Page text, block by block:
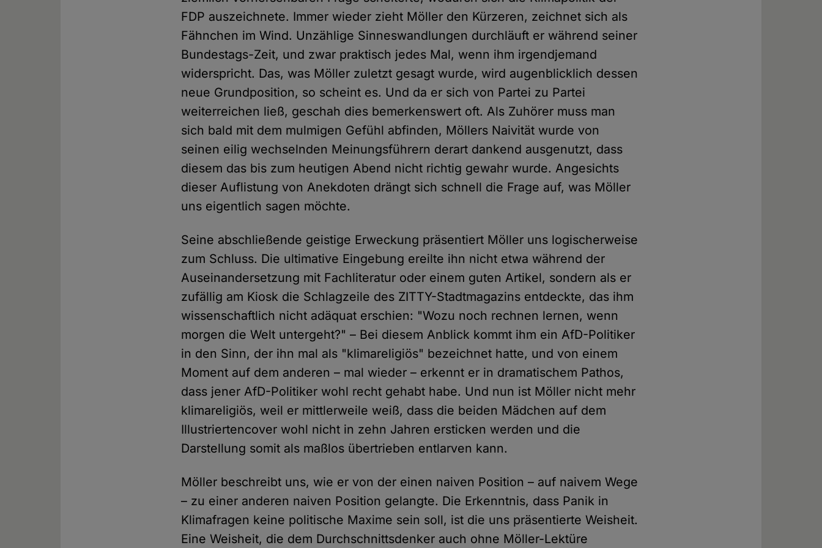
FDP auszeichnete. Immer wieder zieht Möller den Kürzeren, zeichnet sich als
Fähnchen im Wind. Unzählige Sinneswandlungen durchläuft er während seiner
Bundestags-Zeit, und zwar praktisch jedes Mal, wenn ihm irgendjemand
widerspricht. Das, was Möller zuletzt gesagt wurde, wird augenblicklich dessen
neue Grundposition, so scheint es. Und da er sich von Partei zu Partei
weiterreichen ließ, geschah dies bemerkenswert oft. Als Zuhörer muss man
sich bald mit dem mulmigen Gefühl abfinden, Möllers Naivität wurde von
seinen eilig wechselnden Meinungsführern derart dankend ausgenutzt, dass
diesem das bis zum heutigen Abend nicht richtig gewahr wurde. Angesichts
dieser Auflistung von Anekdoten drängt sich schnell die Frage auf, was Möller
uns eigentlich sagen möchte.
Seine abschließende geistige Erweckung präsentiert Möller uns logischerweise
zum Schluss. Die ultimative Eingebung ereilte ihn nicht etwa während der
Auseinandersetzung mit Fachliteratur oder einem guten Artikel, sondern als er
zufällig am Kiosk die Schlagzeile des ZITTY-Stadtmagazins entdeckte, das ihm
wissenschaftlich nicht adäquat erschien: "Wozu noch rechnen lernen, wenn
morgen die Welt untergeht?" – Bei diesem Anblick kommt ihm ein AfD-Politiker
in den Sinn, der ihn mal als "klimareligiös" bezeichnet hatte, und von einem
Moment auf dem anderen – mal wieder – erkennt er in dramatischem Pathos,
dass jener AfD-Politiker wohl recht gehabt habe. Und nun ist Möller nicht mehr
klimareligiös, weil er mittlerweile weiß, dass die beiden Mädchen auf dem
Illustriertencover wohl nicht in zehn Jahren ersticken werden und die
Darstellung somit als maßlos übertrieben entlarven kann.
Möller beschreibt uns, wie er von der einen naiven Position – auf naivem Wege
– zu einer anderen naiven Position gelangte. Die Erkenntnis, dass Panik in
Klimafragen keine politische Maxime sein soll, ist die uns präsentierte Weisheit.
Eine Weisheit, die dem Durchschnittsdenker auch ohne Möller-Lektüre